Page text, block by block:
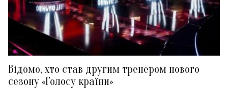
Відомо, хто став другим тренером нового
сезону «Голосу країни»